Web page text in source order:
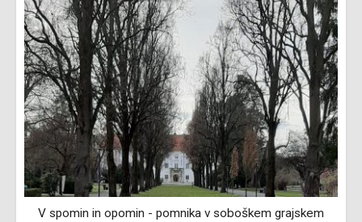
V spomin in opomin - pomnika v soboškem grajskem